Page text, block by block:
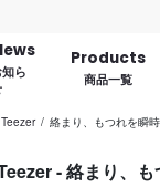
【数
知ら
Products
商品一覧
絡まり、もつれを瞬
- 絡まり、